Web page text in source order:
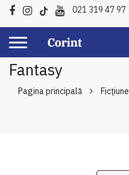
021 319 47 97
Fantasy
Pagina principală Ficțiune